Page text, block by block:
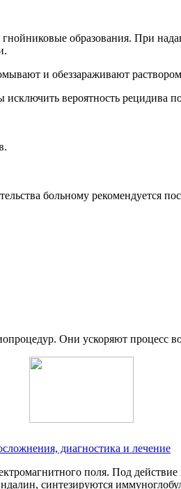
образования. При
и обеззараживают
вероятность рецидива
больному рекомендуется
Они ускоряют процесс
диагностика и лечение
поля. Под
синтезируются